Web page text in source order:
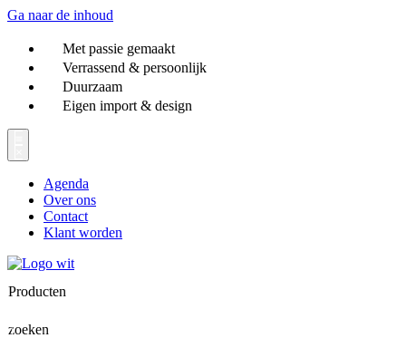
Ga naar de inhoud
Met passie gemaakt
Verrassend & persoonlijk
Duurzaam
Eigen import & design
Agenda
Over ons
Contact
Klant worden
Producten
zoeken